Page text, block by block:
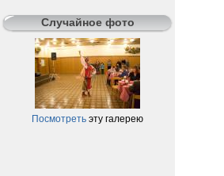
Случайное фото
Посмотреть эту галерею